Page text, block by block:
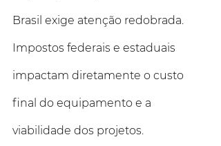
Brasil exige atenção redobrada.
Impostos federais e estaduais
impactam diretamente o custo
final do equipamento e a
viabilidade dos projetos.